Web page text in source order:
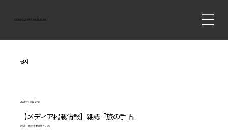
COMICO ART MUSEUM
공지
【メディア掲載情報】雑誌『旅の手帖』
雑誌『旅の手帖8月号』の
2024년 11월 21일